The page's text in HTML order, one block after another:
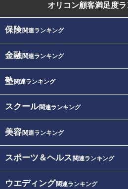
オリコン顧客満足度
保険関連ランキング
金融関連ランキング
塾関連ランキング
スクール関連ランキング
美容関連ランキング
スポーツ＆ヘルス 関連ランキング
ウエディング関連ランキング